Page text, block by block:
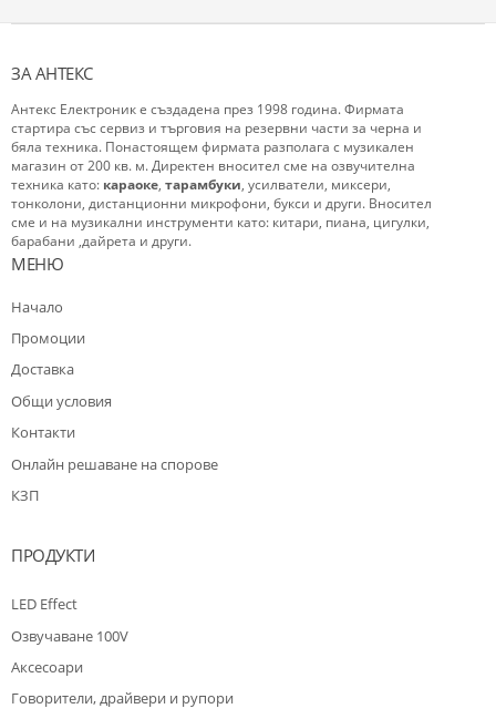
ЗА АНТЕКС
Антекс Електроник е създадена през 1998 година. Фирмата
стартира със сервиз и търговия на резервни части за черна и
бяла техника. Понастоящем фирмата разполага с музикален
магазин от 200 кв. м. Директен вносител сме на озвучителна
техника като: караоке, тарамбуки, усилватели, миксери,
тонколони, дистанционни микрофони, букси и други. Вносител
сме и на музикални инструменти като: китари, пиана, цигулки,
барабани ,дайрета и други.
МЕНЮ
Начало
Промоции
Доставка
Общи условия
Контакти
Oнлайн решаване на спорове
КЗП
ПРОДУКТИ
LED Effect
Озвучаване 100V
Аксесоари
Говорители, драйвери и рупори